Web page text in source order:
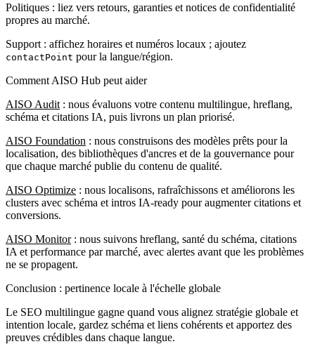
Politiques : liez vers retours, garanties et notices de confidentialité
propres au marché.
Support : affichez horaires et numéros locaux ; ajoutez
contactPoint pour la langue/région.
Comment AISO Hub peut aider
AISO Audit : nous évaluons votre contenu multilingue, hreflang,
schéma et citations IA, puis livrons un plan priorisé.
AISO Foundation : nous construisons des modèles prêts pour la
localisation, des bibliothèques d'ancres et de la gouvernance pour
que chaque marché publie du contenu de qualité.
AISO Optimize : nous localisons, rafraîchissons et améliorons les
clusters avec schéma et intros IA-ready pour augmenter citations et
conversions.
AISO Monitor: nous suivons hreflang, santé du schéma, citations
IA et performance par marché, avec alertes avant que les problèmes
ne se propagent.
Conclusion : pertinence locale à l'échelle globale
Le SEO multilingue gagne quand vous alignez stratégie globale et
intention locale, gardez schéma et liens cohérents et apportez des
preuves crédibles dans chaque langue.